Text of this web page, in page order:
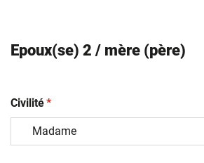
Epoux(se) 2 / mère (père)
Civilité(obligatoire)
*